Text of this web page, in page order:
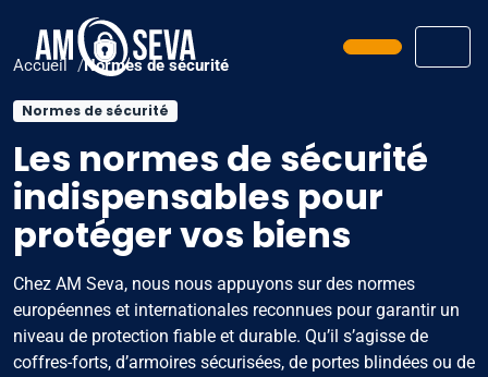
Prendre
Accueil Normes de sécurité
Normes de sécurité
Les normes de sécurité
indispensables pour
protéger vos biens
Chez AM Seva, nous nous appuyons sur des normes
européennes et internationales reconnues pour garantir un
niveau de protection fiable et durable. Qu’il s’agisse de
coffres-forts, d’armoires sécurisées, de portes blindées ou de